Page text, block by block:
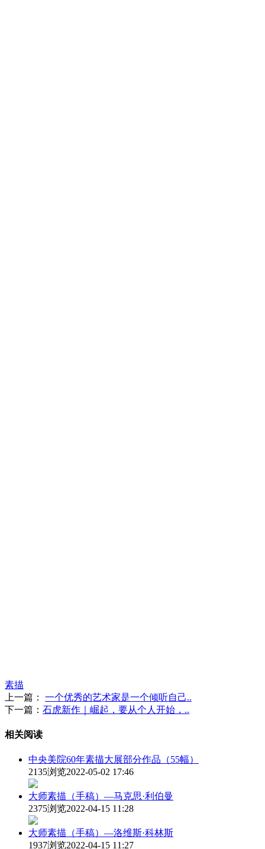
素描
上一篇：
一个优秀的艺术家是一个倾听自己..
下一篇： 石虎新作｜崛起，要从个人开始，..
相关阅读
中央美院60年素描大展部分作品（55幅）
2135浏览2022-05-02 17:46
大师素描（手稿）—马克思·利伯曼
2375浏览2022-04-15 11:28
大师素描（手稿）—洛维斯·科林斯
1937浏览2022-04-15 11:27